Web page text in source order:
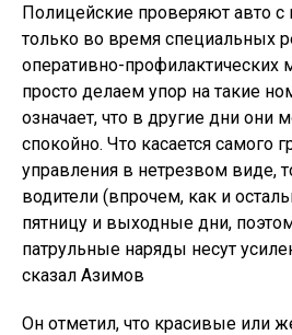
Полицейские проверяют авто
только во время специальных
оперативно-профилактических
просто делаем упор на такие
означает, что в другие дни они
спокойно. Что касается самого
управления в нетрезвом виде,
водители (впрочем, как и
пятницу и выходные дни,
патрульные наряды несут
сказал Азимов
Он отметил, что красивые или